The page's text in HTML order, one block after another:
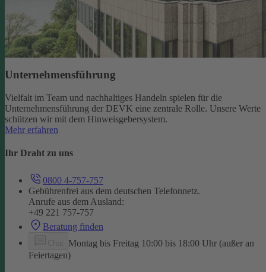
Unternehmensführung
Vielfalt im Team und nachhaltiges Handeln spielen für die
Unternehmensführung der DEVK eine zentrale Rolle. Unsere Werte
schützen wir mit dem Hinweisgebersystem.
Mehr erfahren
Ihr Draht zu uns
0800 4-757-757
Gebührenfrei aus dem deutschen Telefonnetz.
Anrufe aus dem Ausland:
+49 221 757-757
Beratung finden
Montag bis Freitag 10:00 bis 18:00 Uhr (außer an
Feiertagen)